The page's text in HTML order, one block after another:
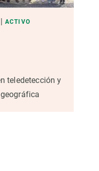
ACTIVO
teledetección y